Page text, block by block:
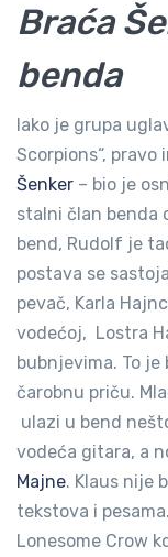
Braća
benda
Iako je grupa
Scorpions“, pravo
Šenker – bio je
stalni član benda
bend, Rudolf je
postava se
pevač, Karla
vodećoj, Lostra
bubnjevima. To je
čarobnu priču.
ulazi u bend
vodeća gitara, a
Majne. Klaus nije
tekstova i
Lonesome Crow